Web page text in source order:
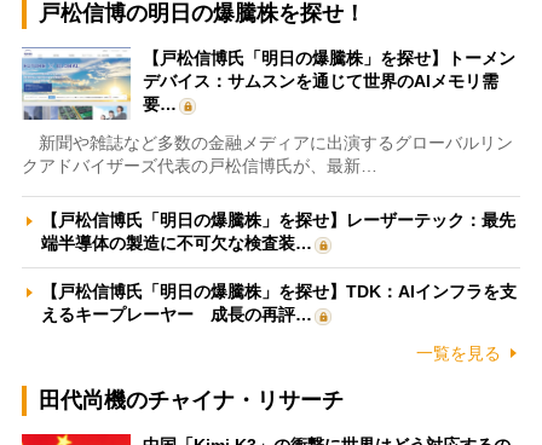
戸松信博の明日の爆騰株を探せ！
【戸松信博氏「明日の爆騰株」を探せ】トーメン
デバイス：サムスンを通じて世界のAIメモリ需
要…
新聞や雑誌など多数の金融メディアに出演するグローバルリン
クアドバイザーズ代表の戸松信博氏が、最新…
【戸松信博氏「明日の爆騰株」を探せ】レーザーテック：最先
端半導体の製造に不可欠な検査装…
【戸松信博氏「明日の爆騰株」を探せ】TDK：AIインフラを支
えるキープレーヤー 成長の再評…
一覧を見る
田代尚機のチャイナ・リサーチ